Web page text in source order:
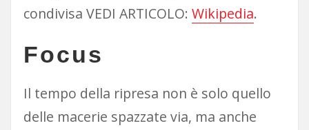
condivisa VEDI ARTICOLO: Wikipedia.
Focus
Il tempo della ripresa non è solo quello
delle macerie spazzate via, ma anche